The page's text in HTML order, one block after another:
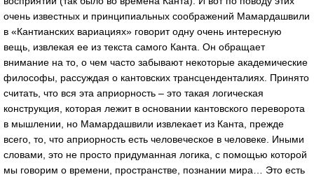
очень известных и принципиальных соображений Мамардашвили
в «Кантианских вариациях» говорит одну очень интересную
вещь, извлекая ее из текста самого Канта. Он обращает
внимание на то, о чем часто забывают некоторые академические
философы, рассуждая о кантовских трансценденталиях. Принято
считать, что вся эта априорность – это такая логическая
конструкция, которая лежит в основании кантовского переворота
в мышлении, но Мамардашвили извлекает из Канта, прежде
всего, то, что априорность есть человеческое в человеке. Иными
словами, это не просто придуманная логика, с помощью которой
мы говорим о времени, пространстве, познании мира… Это есть